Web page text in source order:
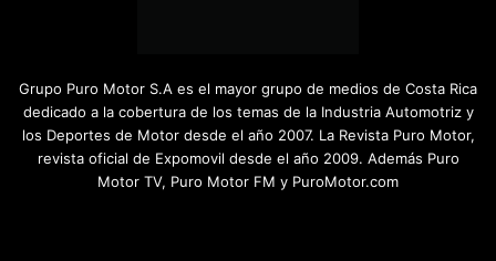
Grupo Puro Motor S.A es el mayor grupo de medios de Costa Rica
dedicado a la cobertura de los temas de la Industria Automotriz y
los Deportes de Motor desde el año 2007. La Revista Puro Motor,
revista oficial de Expomovil desde el año 2009. Además Puro
Motor TV, Puro Motor FM y PuroMotor.com